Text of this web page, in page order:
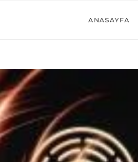
ANASAYFA